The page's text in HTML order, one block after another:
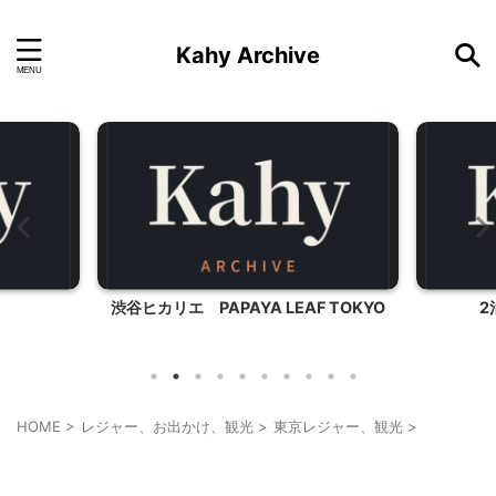
Kahy Archive
2泊3日静岡の旅行プラン ファ
HOME > レジャー、お出かけ、観光 > 東京レジャー、観光 >